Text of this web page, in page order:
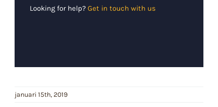
Looking for help?Get in touch with us
januari 15th, 2019